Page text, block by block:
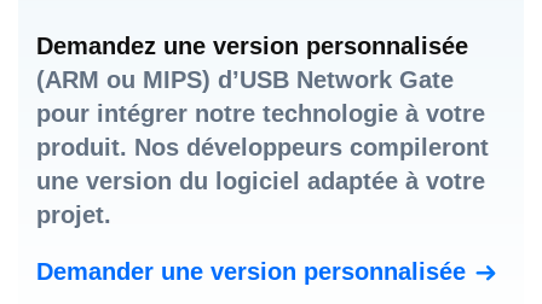
Demandez une version personnalisée
(ARM ou MIPS) d’USB Network Gate
pour intégrer notre technologie à votre
produit. Nos développeurs compileront
une version du logiciel adaptée à votre
projet.
Demander une version personnalisée